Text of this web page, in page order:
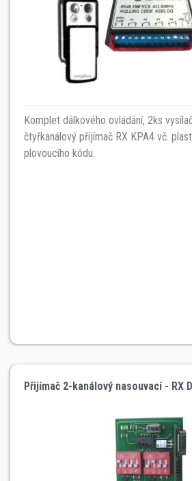
Komplet dálkového ovládání, 2ks
čtyřkanálový přijímač RX KPA4 vč.
plovoucího kódu.
Přijímač 2-kanálový nasouvací - RX